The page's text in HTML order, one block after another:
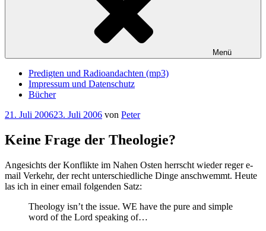
Menü
Predigten und Radioandachten (mp3)
Impressum und Datenschutz
Bücher
Veröffentlicht
21. Juli 200623. Juli 2006 von Peter
Keine Frage der Theologie?
Angesichts der Konflikte im Nahen Osten herrscht wieder reger e-
mail Verkehr, der recht unterschiedliche Dinge anschwemmt. Heute
las ich in einer email folgenden Satz:
Theology isn’t the issue. WE have the pure and simple
word of the Lord speaking of…